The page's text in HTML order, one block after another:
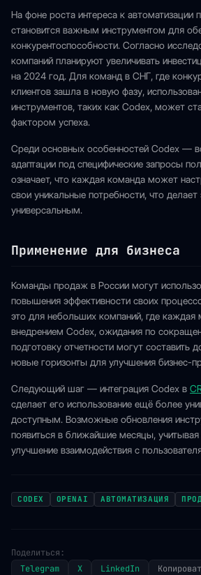
На фоне роста интереса к автоматизации
становится важным инструментом для
конкурентоспособности. Согласно
компаний планируют увеличивать
на 2024 год. Для команд в СНГ, где
клиентов зашла в новую фазу,
инструментов, таких как Codex, может
фактором успеха.
Среди основных особенностей Codex —
адаптации под специфические запросы
означает, что каждая команда может
свои уникальные потребности, что делает
универсальным.
Применение для бизнеса
Команды продаж в России могут
повышения эффективности своих
это для небольших компаний, где каждая
внедрением Codex, ожидания по
подготовку отчетности могут составить
новые горизонты для улучшения бизнес-
Следующий шаг — интеграция Codex в
сделает его использование ещё более
доступным. Возможные обновления
появиться в ближайшие месяцы,
улучшение взаимодействия с
CODEX OPENAI АВТОМАТИЗАЦИЯ
Поделиться:
Telegram
X LinkedIn